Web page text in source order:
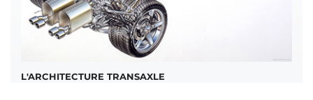
L'ARCHITECTURE TRANSAXLE